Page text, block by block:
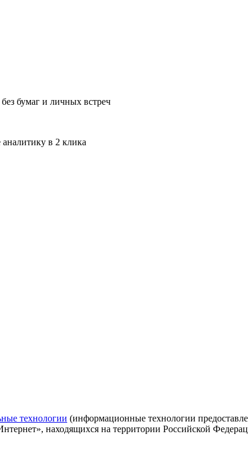
бумаг и личных встреч
аналитику в 2 клика
технологии (информационные технологии
находящихся на территории Российской